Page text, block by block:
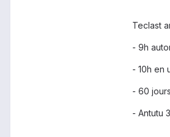
Teclast
- 9h
- 10h en
- 60
- Antutu